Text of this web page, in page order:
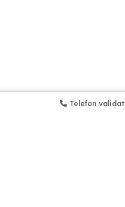
Telefon validat